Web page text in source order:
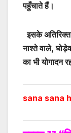
पहुँचाते हैं।
इसके
नाश्ते वाले,
का भी योगादन
sana sana